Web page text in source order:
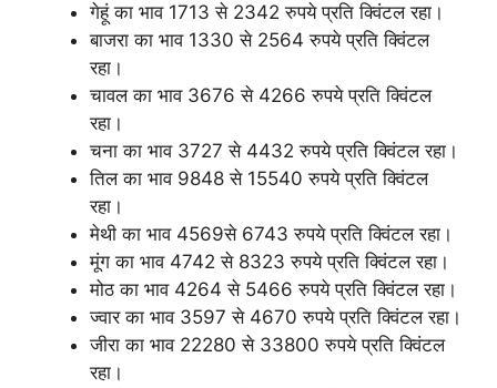
गेहूं का भाव 1713 से 2342 रुपये प्रति क्विंटल रहा।
बाजरा का भाव 1330 से 2564 रुपये प्रति क्विंटल
रहा।
चावल का भाव 3676 से 4266 रुपये प्रति क्विंटल
रहा।
चना का भाव 3727 से 4432 रुपये प्रति क्विंटल रहा।
तिल का भाव 9848 से 15540 रुपये प्रति क्विंटल
रहा।
मेथी का भाव 4569से 6743 रुपये प्रति क्विंटल रहा।
मूंग का भाव 4742 से 8323 रुपये प्रति क्विंटल रहा।
मोठ का भाव 4264 से 5466 रुपये प्रति क्विंटल रहा।
ज्वार का भाव 3597 से 4670 रुपये प्रति क्विंटल रहा।
जीरा का भाव 22280 से 33800 रुपये प्रति क्विंटल
रहा।